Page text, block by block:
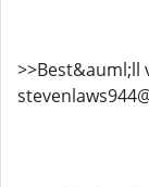
>>Best&auml;ll